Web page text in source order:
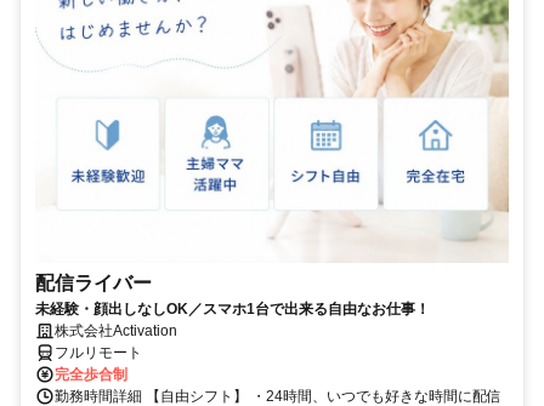
配信ライバー
未経験・顔出しなしOK／スマホ1台で出来る自由なお仕事！
株式会社Activation
フルリモート
完全歩合制
勤務時間詳細 【自由シフト】 ・24時間、いつでも好きな時間に配信